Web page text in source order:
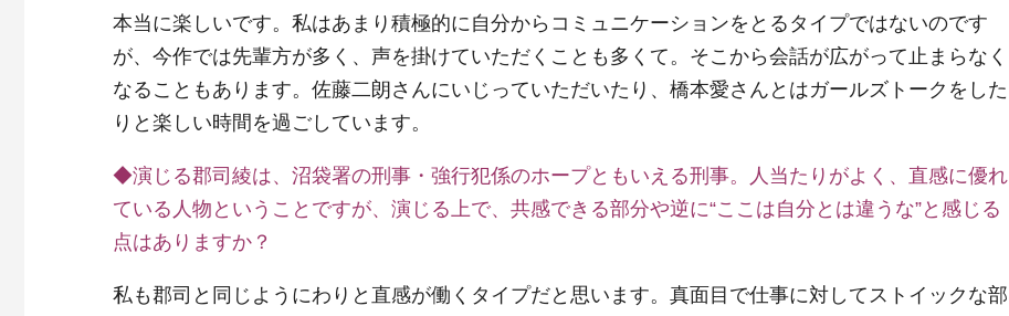
本当に楽しいです。私はあまり積極的に自分からコミュニケーションをとるタイプではないのです
が、今作では先輩方が多く、声を掛けていただくことも多くて。そこから会話が広がって止まらなく
なることもあります。佐藤二朗さんにいじっていただいたり、橋本愛さんとはガールズトークをした
りと楽しい時間を過ごしています。
◆演じる郡司綾は、沼袋署の刑事・強行犯係のホープともいえる刑事。人当たりがよく、直感に優れ
ている人物ということですが、演じる上で、共感できる部分や逆に“ここは自分とは違うな”と感じる
点はありますか？
私も郡司と同じようにわりと直感が働くタイプだと思います。真面目で仕事に対してストイックな部